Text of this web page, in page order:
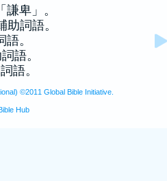
卑」。
詞語。
。
語。
語。
©2011 Global Bible Initiative.
Bible Hub